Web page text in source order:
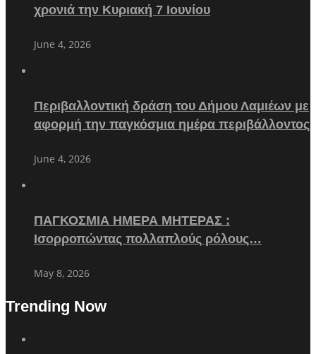
χρονιά την Κυριακή 7 Ιουνίου
June 4, 2026
Περιβαλλοντική δράση του Δήμου Λαμιέων με
αφορμή την παγκόσμια ημέρα περιβάλλοντος
June 4, 2026
ΠΑΓΚΟΣΜΙΑ ΗΜΕΡΑ ΜΗΤΕΡΑΣ :
Ισορροπώντας πολλαπλούς ρόλους…
May 8, 2026
Trending Now